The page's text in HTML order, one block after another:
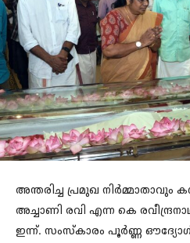
അന്തരിച്ച പ്രമുഖ
അച്ചാണി രവി എന്ന കെ
ഇന്ന്. സംസ്കാരം പൂർണ്ണ